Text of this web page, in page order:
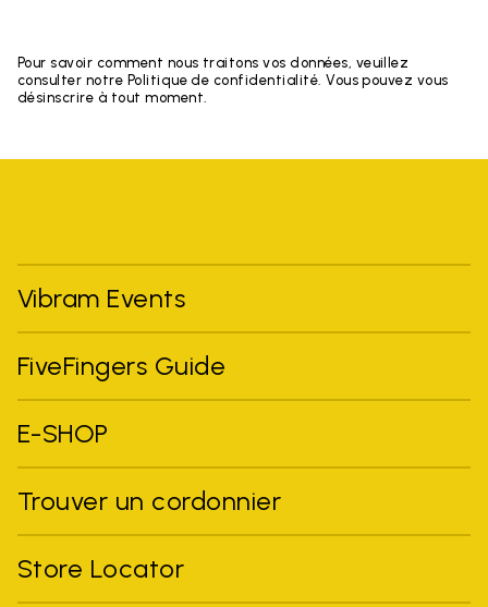
Pour savoir comment nous traitons vos données, veuillez
consulter notre Politique de confidentialité. Vous pouvez vous
désinscrire à tout moment.
Vibram Events
FiveFingers Guide
E-SHOP
Trouver un cordonnier
Store Locator